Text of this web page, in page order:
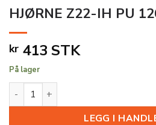
HJØRNE Z22-IH PU
kr 413 STK
På lager
HJØRNE Z22-IH PU
LEGG I